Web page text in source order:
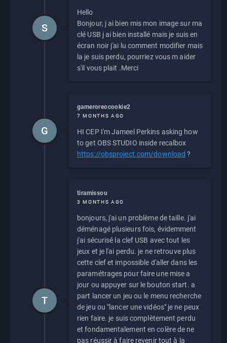
Hello
Bonjour, j ai bien mis mon image sur ma
clé USB j ai bien installé mais je suis en
écran noir j'ai lu comment modifier mais
la je suis perdu, pourriez vous m aider
s'il vous plait .Merci
S
gameroreocookie2
7 MONTHS AGO
HI CEP I'm Jameel Perkins asking how
to get OBS STUDIO inside recalbox
https://obsproject.com/download ?
G
tiramissou
3 MONTHS AGO
bonjours, j'ai un problème de taille. j'ai
déménagé plusieurs fois, évidemment
j'ai sécurisé la clef USB avec tout les
jeux et je l'ai perdu. je ne retrouve plus
cette clef et impossible d'aller dans les
paramétrages pour faire une mise a
jour ou appuyer sur le bouton start. a
part lancer un jeu ou le menu recherche
de jeu ou "lancer une vidéos" je ne peux
rien faire. je suis complètement perdu
et fondamentalement en colère de ne
pas réussir à faire revenir tout à la
T